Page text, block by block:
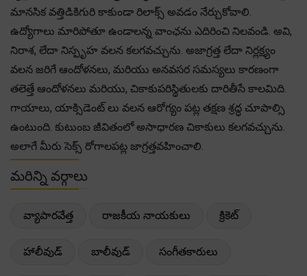
మానసిక వత్తిడికిగురి కాకుండా రిలాక్స్ అవడం నేర్చుకోవాలి.
ఉద్యోగాలు మారిపోతూ ఉండాలన్న వాంఛను ఎదిరించి నిలవండి. అవి,
నిరాశ, లేదా నిస్పృహ వలన కలగవచ్చును. అజాగ్రత్త లేదా నిర్లక్ష్యం
వలన జరిగే ఆందోళనలు, మరియు అనవసర సమస్యలు కారణంగా
తలెత్తే ఆందోళనలు మరియు, చికాకుపరిస్థితులకు దారితీసే కాలమిది.
గాయాలు, యాక్సిడెంట్ లు వలన ఆరోగ్యం పట్ల తక్షణ శ్రద్ధ చూపాల్సి
ఉంటుంది. కుటుంబ జీవితంలో అసాధారణ చికాకులు కలగవచ్చును.
అలాగే మీరు సెక్స్ రోగాలపట్ల జాగ్రత్తవహించాలి.
మరిన్ని వర్గాలు
వ్యాపారవేత్త రాజకీయ నాయకులు క్రికెట్
హాలీవుడ్ బాలీవుడ్ సంగీతకారులు